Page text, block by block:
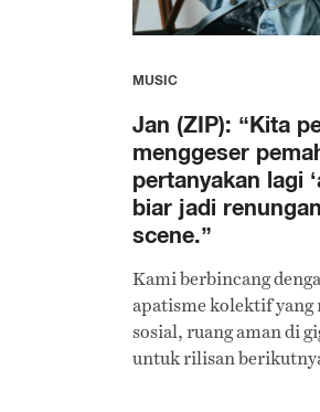
MUSIC
Jan (ZIP): “Kita
menggeser
pertanyakan lagi
biar jadi
scene.”
Kami berbincang
apatisme kolektif
sosial, ruang aman di
untuk rilisan